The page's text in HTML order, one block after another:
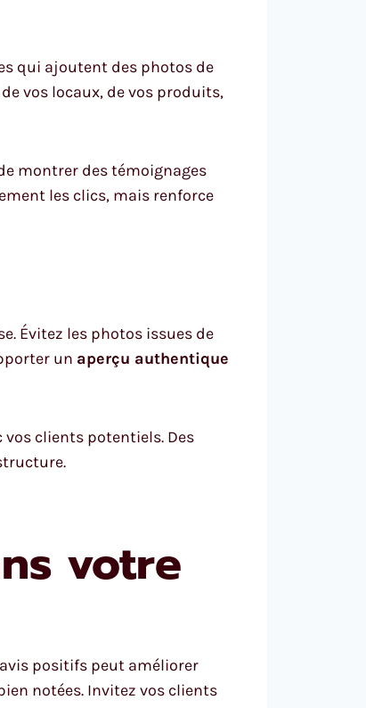
qui ajoutent des photos de
vos locaux, de vos produits,
montrer des témoignages
les clics, mais renforce
Évitez les photos issues de
un aperçu authentique
clients potentiels. Des
votre
positifs peut améliorer
notées. Invitez vos clients